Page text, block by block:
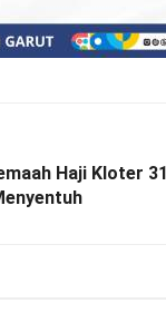
Haji Kloter 31